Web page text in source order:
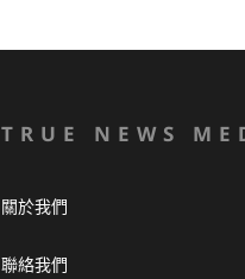
TRUE NEWS
關於我們
聯絡我們